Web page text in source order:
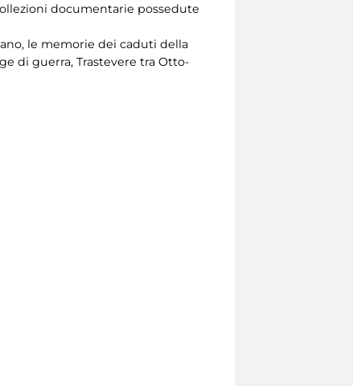
documentarie possedute
le memorie dei caduti della
di guerra, Trastevere tra Otto-